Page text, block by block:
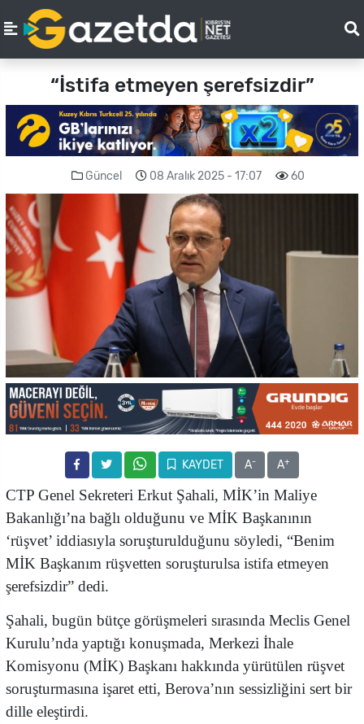
“İstifa etmeyen şerefsizdir”
Güncel 08 Aralık 2025 - 17:07 60
KAYDET A- A+
CTP Genel Sekreteri Erkut Şahali, MİK’in Maliye
Bakanlığı’na bağlı olduğunu ve MİK Başkanının
‘rüşvet’ iddiasıyla soruşturulduğunu söyledi, “Benim
MİK Başkanım rüşvetten soruşturulsa istifa etmeyen
şerefsizdir” dedi.
Şahali, bugün bütçe görüşmeleri sırasında Meclis Genel
Kurulu’nda yaptığı konuşmada, Merkezi İhale
Komisyonu (MİK) Başkanı hakkında yürütülen rüşvet
soruşturmasına işaret etti, Berova’nın sessizliğini sert bir
dille eleştirdi.